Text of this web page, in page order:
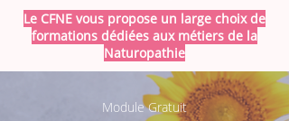
Le CFNE vous propose un large choix de
formations dédiées aux métiers de la
Naturopathie
Module Gratuit